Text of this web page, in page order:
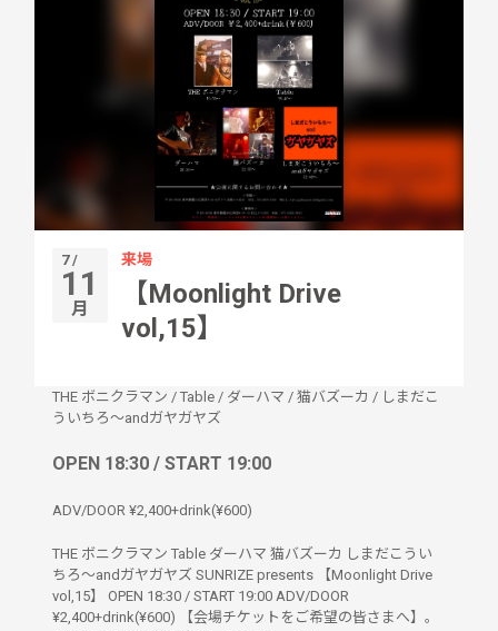
7 /
11
月
来場
【Moonlight Drive
vol,15】
THE ボニクラマン / Table / ダーハマ / 猫バズーカ / しまだこ
ういちろ〜andガヤガヤズ
OPEN 18:30 / START 19:00
ADV/DOOR ¥2,400+drink(¥600)
THE ボニクラマン Table ダーハマ 猫バズーカ しまだこうい
ちろ〜andガヤガヤズ SUNRIZE presents 【Moonlight Drive
vol,15】 OPEN 18:30 / START 19:00 ADV/DOOR
¥2,400+drink(¥600) 【会場チケットをご希望の皆さまへ】。